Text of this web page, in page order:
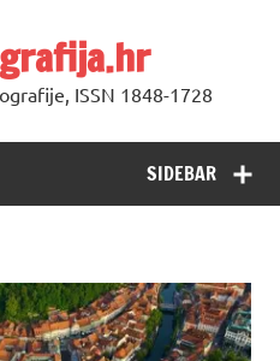
ISSN 1848-1728
SIDEBAR